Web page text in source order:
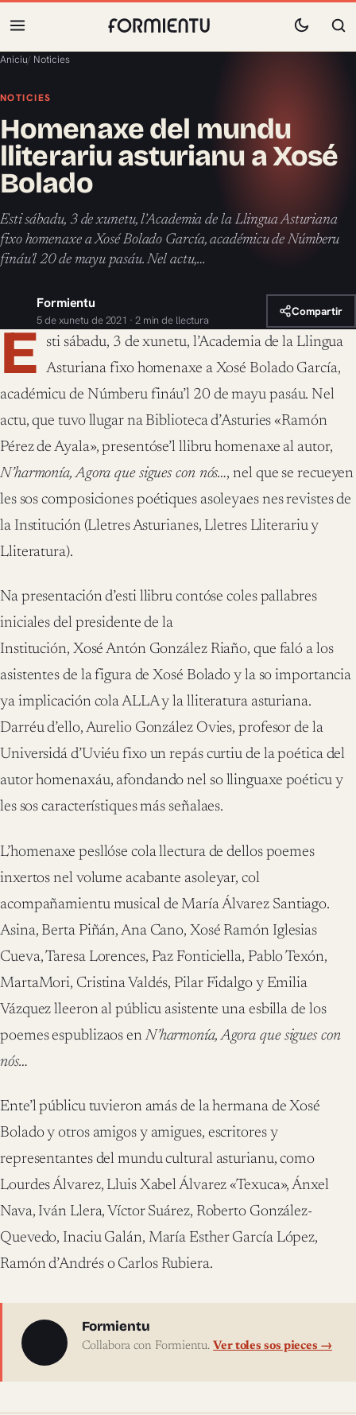
Aniciu/ Noticies
NOTICIES
Homenaxe del mundu
lliterariu asturianu a Xosé
Bolado
Esti sábadu, 3 de xunetu, l’Academia de la Llingua Asturiana
fixo homenaxe a Xosé Bolado García, académicu de Númberu
fináu’l 20 de mayu pasáu. Nel actu,…
Formientu
5 de xunetu de 2021 · 2 min de llectura
Compartir
E sti sábadu, 3 de xunetu, l’Academia de la Llingua
Asturiana fixo homenaxe a Xosé Bolado García,
académicu de Númberu fináu’l 20 de mayu pasáu. Nel
actu, que tuvo llugar na Biblioteca d’Asturies «Ramón
Pérez de Ayala», presentóse’l llibru homenaxe al autor,
N’harmonía, Agora que sigues con nós…, nel que se recueyen
les sos composiciones poétiques asoleyaes nes revistes de
la Institución (Lletres Asturianes, Lletres Lliterariu y
Lliteratura).
Na presentación d’esti llibru contóse coles pallabres
iniciales del presidente de la
Institución, Xosé Antón González Riaño, que faló a los
asistentes de la figura de Xosé Bolado y la so importancia
ya implicación cola ALLA y la lliteratura asturiana.
Darréu d’ello, Aurelio González Ovies, profesor de la
Universidá d’Uviéu fixo un repás curtiu de la poética del
autor homenaxáu, afondando nel so llinguaxe poéticu y
les sos característiques más señalaes.
L’homenaxe pesllóse cola llectura de dellos poemes
inxertos nel volume acabante asoleyar, col
acompañamientu musical de María Álvarez Santiago.
Asina, Berta Piñán, Ana Cano, Xosé Ramón Iglesias
Cueva, Taresa Lorences, Paz Fonticiella, Pablo Texón,
MartaMori, Cristina Valdés, Pilar Fidalgo y Emilia
Vázquez lleeron al públicu asistente una esbilla de los
poemes espublizaos enN’harmonía, Agora que sigues con
nós…
Ente’l públicu tuvieron amás de la hermana de Xosé
Bolado y otros amigos y amigues, escritores y
representantes del mundu cultural asturianu, como
Lourdes Álvarez, Lluis Xabel Álvarez «Texuca», Ánxel
Nava, Iván Llera, Víctor Suárez, Roberto González-
Quevedo, Inaciu Galán, María Esther García López,
Ramón d’Andrés o Carlos Rubiera.
Sobre l'autor
Formientu
Collabora con Formientu. Ver toles sos pieces →